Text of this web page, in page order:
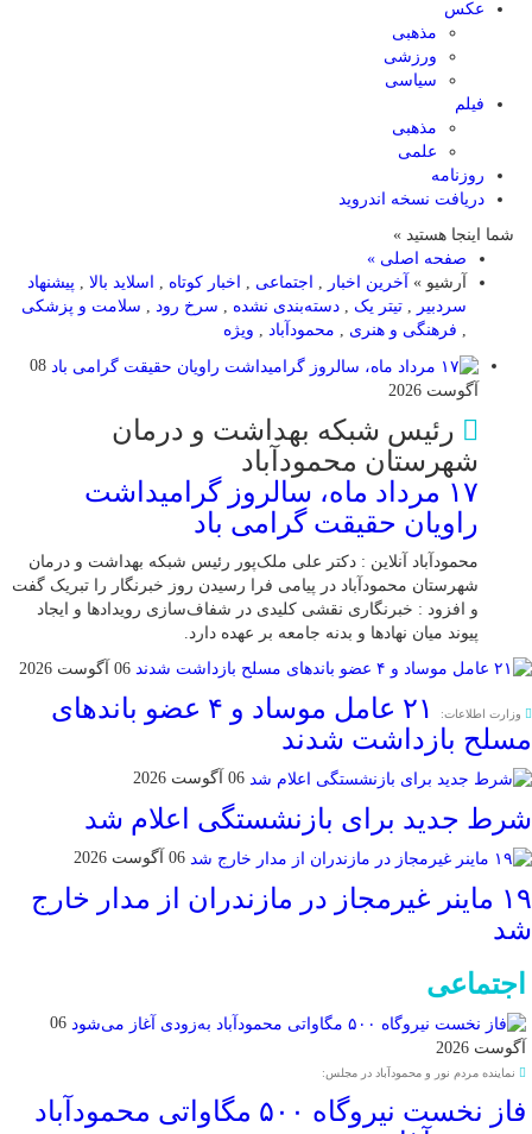
عکس
مذهبی
ورزشی
سیاسی
فیلم
مذهبی
علمی
روزنامه
دریافت نسخه اندروید
شما اینجا هستید »
صفحه اصلی »
آرشیو » آخرین اخبار اجتماعی اخبار کوتاه اسلاید بالا
پیشنهاد
سردبیر
تیتر یک دسته‌بندی نشده سرخ رود
سلامت و پزشکی
فرهنگی و هنری محمودآباد
ویژه
08
آگوست 2026
رئیس شبکه بهداشت و درمان
شهرستان محمودآباد
۱۷ مرداد ماه، سالروز گرامیداشت
راویان حقیقت گرامی باد
محمودآباد آنلاین : دکتر علی ملک‌پور رئیس شبکه بهداشت و درمان
شهرستان محمودآباد در پیامی فرا رسیدن روز خبرنگار را تبریک گفت
و افزود : خبرنگاری نقشی کلیدی در شفاف‌سازی رویدادها و ایجاد
پیوند میان نهادها و بدنه جامعه بر عهده دارد.
06 آگوست 2026
وزارت اطلاعات:
۲۱ عامل موساد و ۴ عضو باند‌های
مسلح بازداشت شدند
06 آگوست 2026
شرط جدید برای بازنشستگی اعلام شد
06 آگوست 2026
۱۹ ماینر غیرمجاز در مازندران از مدار خارج
شد
اجتماعی
06
آگوست 2026
نماینده مردم نور و محمودآباد در مجلس:
فاز نخست نیروگاه ۵۰۰ مگاواتی محمودآباد